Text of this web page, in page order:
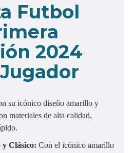
Futbol
2024
su icónico diseño amarillo y
materiales de alta calidad,
Clásico: Con el icónico amarillo